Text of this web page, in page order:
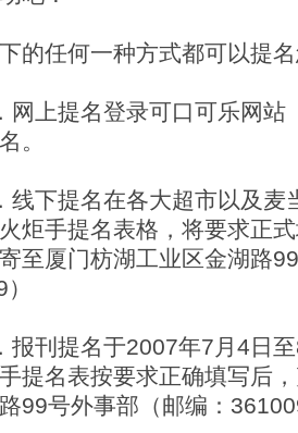
任何一种方式都可以提名
提名登录可口可乐网站
。
提名在各大超市以及麦
炬手提名表格，将要求正
至厦门枋湖工业区金湖路
提名于2007年7月4日至
提名表按要求正确填写后
99号外事部（邮编：